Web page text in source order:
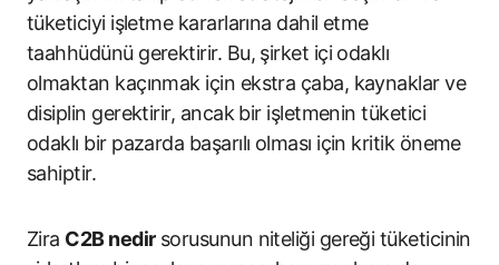
tüketiciyi işletme kararlarına dahil etme
taahhüdünü gerektirir. Bu, şirket içi odaklı
olmaktan kaçınmak için ekstra çaba, kaynaklar ve
disiplin gerektirir, ancak bir işletmenin tüketici
odaklı bir pazarda başarılı olması için kritik öneme
sahiptir.
Zira C2B nedirsorusunun niteliği gereği tüketicinin